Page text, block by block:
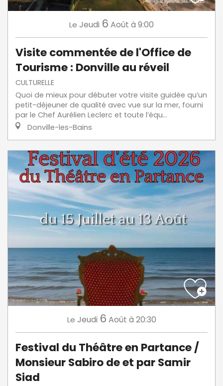
Le Jeudi 6 Août à 9:00
Visite commentée de l'Office de
Tourisme : Donville au réveil
CULTURELLE
Quoi de mieux pour débuter votre visite guidée qu’un
petit-déjeuner de qualité avec vue sur la mer, fourni
par le Chef Aurélien Leclerc et toute l’équ...
Donville-les-Bains
Le Jeudi 6 Août à 20:30
Festival du Théâtre en Partance /
Monsieur Sabiro de et par Samir
Siad